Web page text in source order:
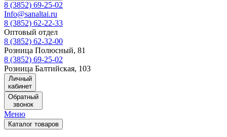
8 (3852) 69-25-02
Info@sanaltai.ru
8 (3852) 62-22-33
Оптовый отдел
8 (3852) 62-32-00
Розница Полюсный, 81
8 (3852) 69-25-02
Розница Балтийская, 103
Личный
кабинет
Обратный
звонок
Меню
Каталог товаров